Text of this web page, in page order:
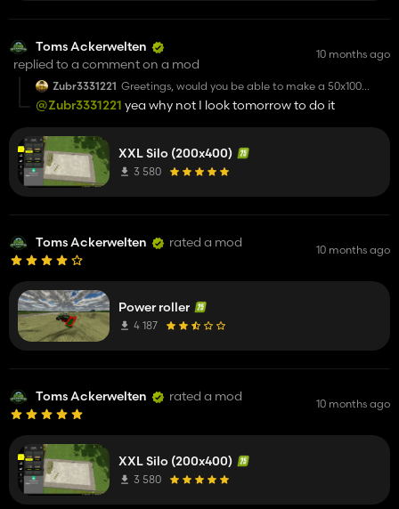
Toms Ackerwelten
replied to a comment on a mod
10 months ago
Zubr3331221 Greetings, would you be able to make a 50x100
meter bunker
@Zubr3331221 yea why not I look tomorrow to do it
XXL Silo (200x400)
3 580
Toms Ackerwelten rated a mod 10 months ago
Power roller
4 187
Toms Ackerwelten rated a mod 10 months ago
XXL Silo (200x400)
3 580